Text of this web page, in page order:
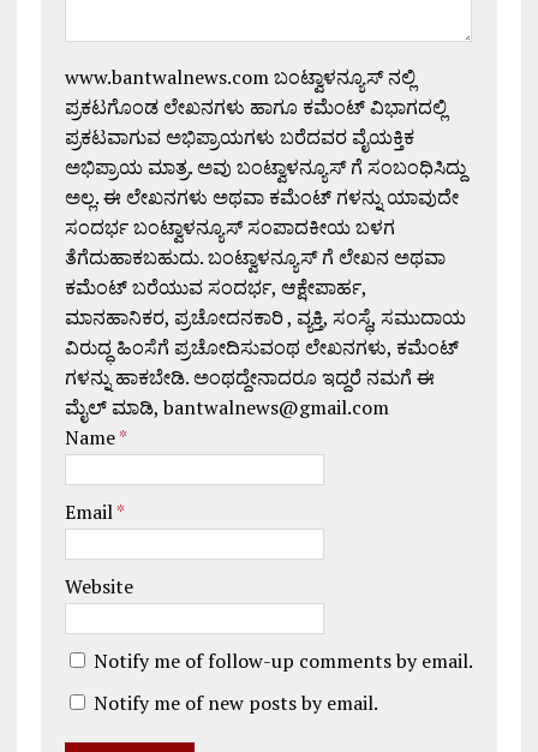
www.bantwalnews.com ಬಂಟ್ವಾಳನ್ಯೂಸ್ ನಲ್ಲಿ
ಪ್ರಕಟಗೊಂಡ ಲೇಖನಗಳು ಹಾಗೂ ಕಮೆಂಟ್ ವಿಭಾಗದಲ್ಲಿ
ಪ್ರಕಟವಾಗುವ ಅಭಿಪ್ರಾಯಗಳು ಬರೆದವರ ವೈಯಕ್ತಿಕ
ಅಭಿಪ್ರಾಯ ಮಾತ್ರ. ಅವು ಬಂಟ್ವಾಳನ್ಯೂಸ್ ಗೆ ಸಂಬಂಧಿಸಿದ್ದು
ಅಲ್ಲ. ಈ ಲೇಖನಗಳು ಅಥವಾ ಕಮೆಂಟ್ ಗಳನ್ನು ಯಾವುದೇ
ಸಂದರ್ಭ ಬಂಟ್ವಾಳನ್ಯೂಸ್ ಸಂಪಾದಕೀಯ ಬಳಗ
ತೆಗೆದುಹಾಕಬಹುದು. ಬಂಟ್ವಾಳನ್ಯೂಸ್ ಗೆ ಲೇಖನ ಅಥವಾ
ಕಮೆಂಟ್ ಬರೆಯುವ ಸಂದರ್ಭ, ಆಕ್ಷೇಪಾರ್ಹ,
ಮಾನಹಾನಿಕರ, ಪ್ರಚೋದನಕಾರಿ , ವ್ಯಕ್ತಿ, ಸಂಸ್ಥೆ, ಸಮುದಾಯ
ವಿರುದ್ಧ ಹಿಂಸೆಗೆ ಪ್ರಚೋದಿಸುವಂಥ ಲೇಖನಗಳು, ಕಮೆಂಟ್
ಗಳನ್ನು ಹಾಕಬೇಡಿ. ಅಂಥದ್ದೇನಾದರೂ ಇದ್ದರೆ ನಮಗೆ ಈ
ಮೈಲ್ ಮಾಡಿ, bantwalnews@gmail.com
Name*
Email*
Website
Notify me of follow-up comments by email.
Notify me of new posts by email.